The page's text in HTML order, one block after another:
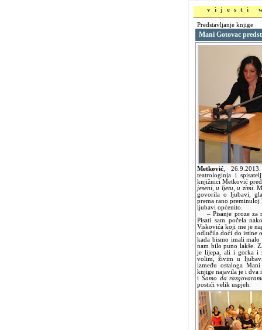
vijesti
Predstavljanje knjige
Mani Gotovac
Metković ,
teatrologinja i
knjižnici Metković
jeseni, u ljetu, u zimi.
govorila o ljubavi,
prema rano preminuloj
ljubavi općenito.
– Pisanje proze za
Pisati sam počela
Viskovića koji me je
odlučila doći do istine
kada bismo imali
nam bilo puno lakše.
je lijepa, ali i gorka i
volim, živim u
između ostaloga
knjige najavila je i dva
i Samo da
postići velik uspjeh.